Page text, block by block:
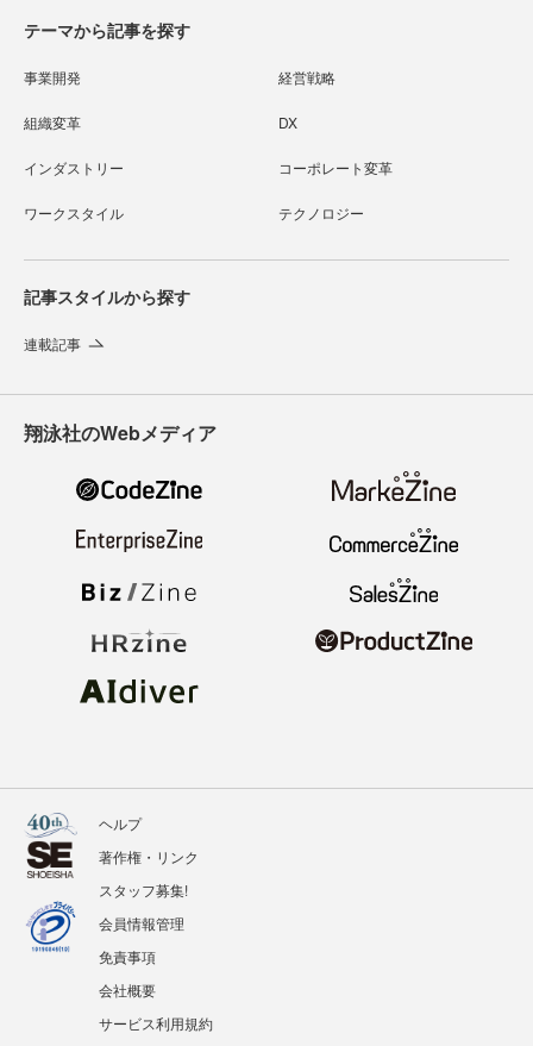
テーマから記事を探す
事業開発 経営戦略
組織変革 DX
インダストリー コーポレート変革
ワークスタイル テクノロジー
記事スタイルから探す
連載記事
翔泳社のWebメディア
ヘルプ
著作権・リンク
スタッフ募集!
会員情報管理
免責事項
会社概要
サービス利用規約